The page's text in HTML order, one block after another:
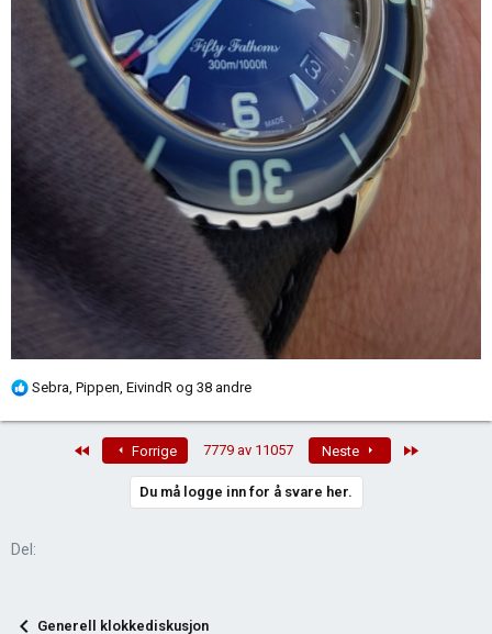
R
n
Sebra Pippen EivindR og 38 andre
Forrige 7779 av 11057 Neste
Du må logge inn for å svare her.
Del:
Generell klokkediskusjon